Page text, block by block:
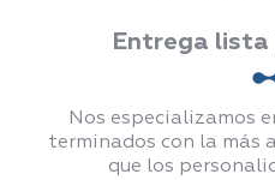
Entrega
Nos especializamos
terminados con la más
que los